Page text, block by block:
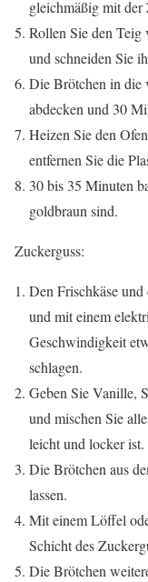
gleichmäßig mit der
Rollen Sie den Teig
und schneiden Sie
Die Brötchen in die
abdecken und 30
Heizen Sie den
entfernen Sie die
30 bis 35 Minuten
goldbraun sind.
Zuckerguss:
Den Frischkäse
und mit einem
Geschwindigkeit
schlagen.
Geben Sie Vanille,
und mischen Sie
leicht und locker ist.
Die Brötchen aus
lassen.
Mit einem Löffel
Schicht des
Die Brötchen